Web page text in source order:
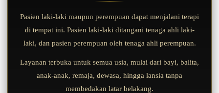
Pasien laki-laki maupun perempuan dapat menjalani terapi
di tempat ini. Pasien laki-laki ditangani tenaga ahli laki-
laki, dan pasien perempuan oleh tenaga ahli perempuan.
Layanan terbuka untuk semua usia, mulai dari bayi, balita,
anak-anak, remaja, dewasa, hingga lansia tanpa
membedakan latar belakang.